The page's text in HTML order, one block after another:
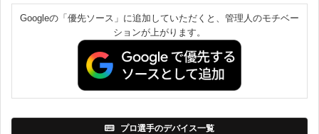
Googleの「優先ソース」に追加していただくと、管理人のモチベー
ションが上がります。
プロ選手のデバイス一覧